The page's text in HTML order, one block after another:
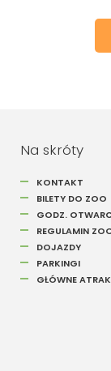
Na skróty
KONTAKT
BILETY DO ZOO
GODZ.
REGULAMIN
DOJAZDY
PARKINGI
GŁÓWNE